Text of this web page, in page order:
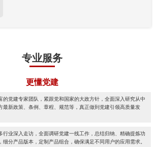
专业服务
更懂党建
的党建专家团队，紧跟党和国家的大政方针，全面深入研究从中
最新政策、条例、章程、规范等，真正做到党建引领高质量发
行业深入走访，全面调研党建一线工作，总结归纳、精确提炼功
细分产品版本，定制产品组合，确保满足不同用户的应用需求。